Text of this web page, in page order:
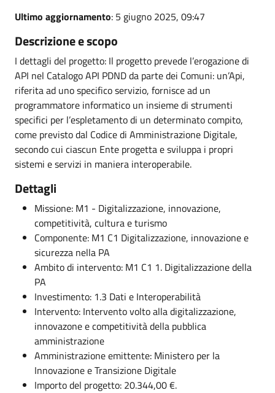
Ultimo aggiornamento: 5 giugno 2025, 09:47
Descrizione e scopo
I dettagli del progetto: Il progetto prevede l’erogazione di
API nel Catalogo API PDND da parte dei Comuni: un’Api,
riferita ad uno specifico servizio, fornisce ad un
programmatore informatico un insieme di strumenti
specifici per l’espletamento di un determinato compito,
come previsto dal Codice di Amministrazione Digitale,
secondo cui ciascun Ente progetta e sviluppa i propri
sistemi e servizi in maniera interoperabile.
Dettagli
Missione: M1 - Digitalizzazione, innovazione,
competitività, cultura e turismo
Componente: M1 C1 Digitalizzazione, innovazione e
sicurezza nella PA
Ambito di intervento: M1 C1 1. Digitalizzazione della
PA
Investimento: 1.3 Dati e Interoperabilità
Intervento: Intervento volto alla digitalizzazione,
innovazone e competitività della pubblica
amministrazione
Amministrazione emittente: Ministero per la
Innovazione e Transizione Digitale
Importo del progetto: 20.344,00 €.